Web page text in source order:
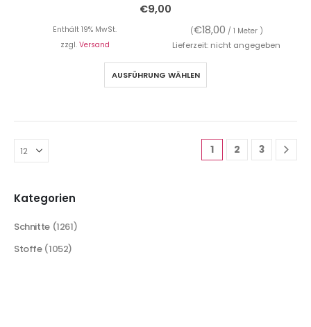
€9,00
Enthält 19% MwSt. (€18,00 / 1 Meter )
zzgl. Versand Lieferzeit: nicht angegeben
AUSFÜHRUNG WÄHLEN
1 2 3
Kategorien
Schnitte (1261)
Stoffe (1052)